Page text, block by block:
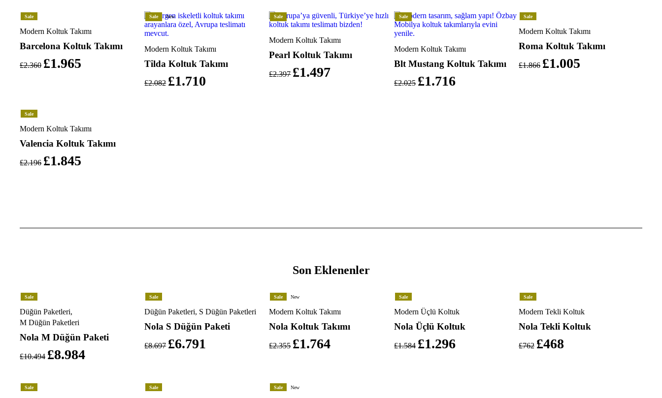
Sale
Modern Koltuk Takımı
Barcelona Koltuk Takımı
£2.360 £1.965
Sale New
Modern Koltuk Takımı
Tilda Koltuk Takımı
£2.082 £1.710
Sale
Modern Koltuk Takımı
Pearl Koltuk Takımı
£2.397 £1.497
Sale
Modern Koltuk Takımı
Blt Mustang Koltuk Takımı
£2.025 £1.716
Sale
Modern Koltuk Takımı
Roma Koltuk Takımı
£1.866 £1.005
Sale
Modern Koltuk Takımı
Valencia Koltuk Takımı
£2.196 £1.845
Son Eklenenler
Sale
Düğün Paketleri,
M Düğün Paketleri
Nola M Düğün Paketi
£10.494 £8.984
Sale
Düğün Paketleri, S Düğün Paketleri
Nola S Düğün Paketi
£8.697 £6.791
Sale New
Modern Koltuk Takımı
Nola Koltuk Takımı
£2.355 £1.764
Sale
Modern Üçlü Koltuk
Nola Üçlü Koltuk
£1.584 £1.296
Sale
Modern Tekli Koltuk
Nola Tekli Koltuk
£762 £468
Sale Sale Sale New